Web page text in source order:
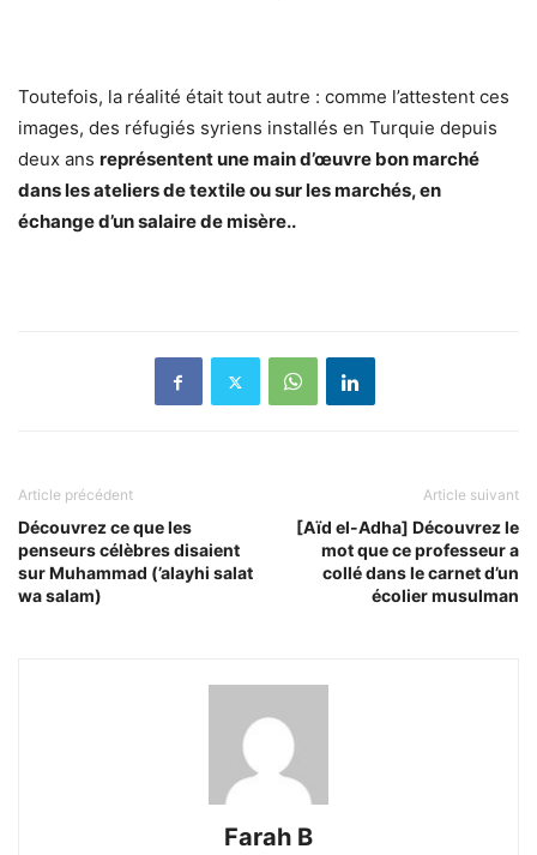
Toutefois, la réalité était tout autre : comme l’attestent ces
images, des réfugiés syriens installés en Turquie depuis
deux ans représentent une main d’œuvre bon marché
dans les ateliers de textile ou sur les marchés, en
échange d’un salaire de misère..
Article précédent
Découvrez ce que les
penseurs célèbres disaient
sur Muhammad (’alayhi salat
wa salam)
Article suivant
[Aïd el-Adha] Découvrez le
mot que ce professeur a
collé dans le carnet d’un
écolier musulman
Farah B